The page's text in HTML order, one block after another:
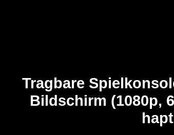
Tragbare
Bildschirm (1080p,